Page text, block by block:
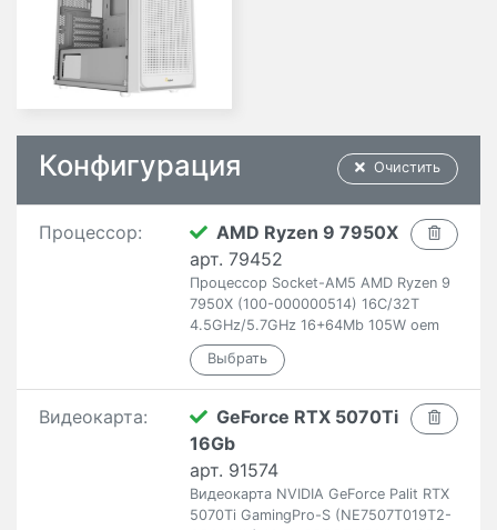
Очистить
Конфигурация
Процессор:
AMD Ryzen 9 7950X
арт. 79452
Процессор Socket-AM5 AMD Ryzen 9
7950X (100-000000514) 16C/32T
4.5GHz/5.7GHz 16+64Mb 105W oem
Видеокарта:
GeForce RTX 5070Ti
16Gb
арт. 91574
Видеокарта NVIDIA GeForce Palit RTX
5070Ti GamingPro-S (NE7507T019T2-